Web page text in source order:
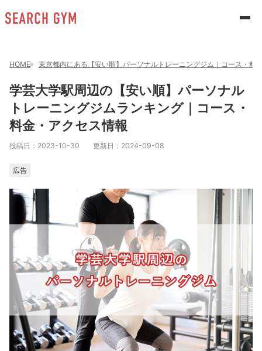
HOME 東京都内にある【安い順】パーソナルトレーニングジム｜コース・料
学芸大学駅周辺の【安い順】パーソナル
トレーニングジムランキング｜コース・
料金・アクセス情報
投稿日： 2023-10-30 更新日： 2024-09-08
広告